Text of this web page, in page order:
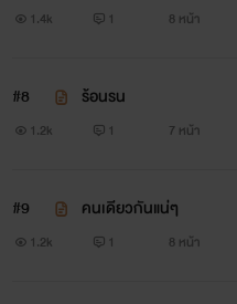
1.4k 1 8 หน้า
#8 ร้อนรน
1.2k 1 7 หน้า
#9 คนเดียวกันแน่ๆ
1.2k 1 8 หน้า